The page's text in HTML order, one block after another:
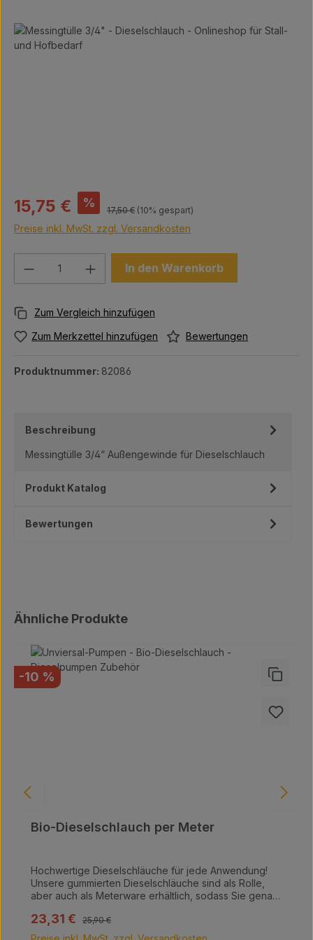
Bildergalerie überspringen
Verkaufspreis:
15,75 € % Regulärer Preis:
17,50 € (10% gespart)
Preise inkl. MwSt. zzgl. Versandkosten
Produkt Anzahl: Gib den
In den Warenkorb
Zum Merkzettel hinzufügen Bewertungen
Produktnummer: 82086
Beschreibung
Messingtülle 3/4“ Außengewinde für Dieselschlauch
Produkt Katalog
Bewertungen
Produktgalerie überspringen
Ähnliche Produkte
Rabatt
-10 %
Bio-Dieselschlauch per Meter
Hochwertige Dieselschläuche für jede Anwendung!
Unsere gummierten Dieselschläuche sind als Rolle,
aber auch als Meterware erhältlich, sodass Sie genau
wird pro Meter angegeben, was Ihnen Flexibilität und
Transparenz bei Ihren Einkäufen bietet. Wählen Sie
Verkaufspreis:
23,31 € Regulärer Preis:
25,90 €